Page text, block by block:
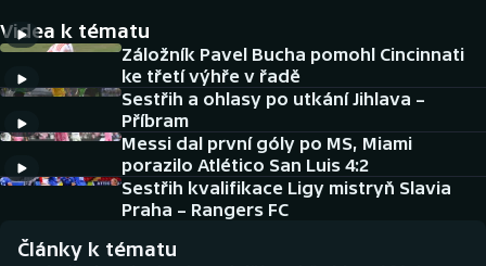
Cyklistika
DALŠÍ SPORTY
Americký fotbal
Baseball a softbal
NEPŘEHLÉDNĚTE
Videa k tématu
Záložník Pavel Bucha pomohl Cincinnati
ke třetí výhře v řadě
Sestřih a ohlasy po utkání Jihlava –
Příbram
Messi dal první góly po MS, Miami
porazilo Atlético San Luis 4:2
Sestřih kvalifikace Ligy mistryň Slavia
Praha – Rangers FC
Články k tématu